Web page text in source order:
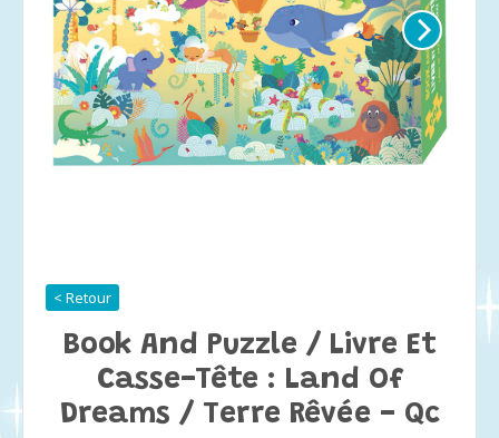
< Retour
Book And Puzzle / Livre Et
Casse-Tête : Land Of
Dreams / Terre Rêvée - Qc